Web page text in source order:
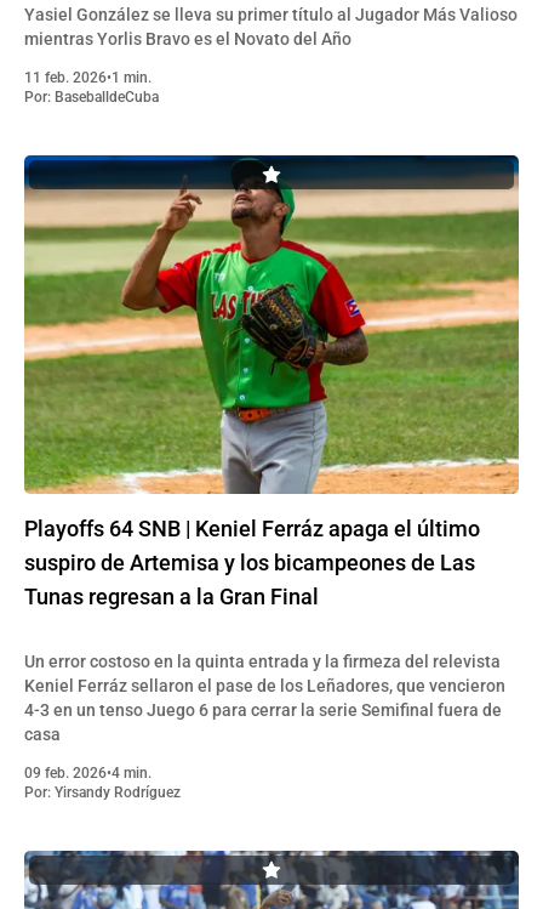
Yasiel González se lleva su primer título al Jugador Más Valioso
mientras Yorlis Bravo es el Novato del Año
11 feb. 2026•1 min.
Por: BaseballdeCuba
Playoffs 64 SNB | Keniel Ferráz apaga el último
suspiro de Artemisa y los bicampeones de Las
Tunas regresan a la Gran Final
Un error costoso en la quinta entrada y la firmeza del relevista
Keniel Ferráz sellaron el pase de los Leñadores, que vencieron
4-3 en un tenso Juego 6 para cerrar la serie Semifinal fuera de
casa
09 feb. 2026•4 min.
Por: Yirsandy Rodríguez